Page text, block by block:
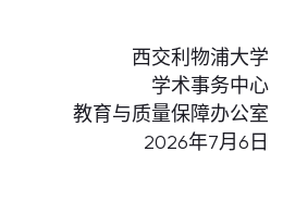
物浦大学
学术事务中心
教育与质量保障办公室
2026年7月6日